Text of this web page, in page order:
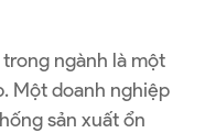
ngành là một
Một doanh nghiệp
sản xuất ổn